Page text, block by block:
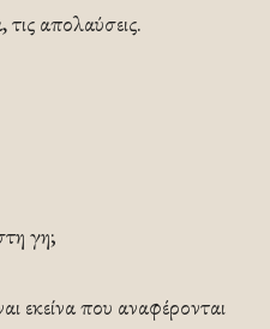
απολαύσεις.
γη;
εκείνα που αναφέρονται